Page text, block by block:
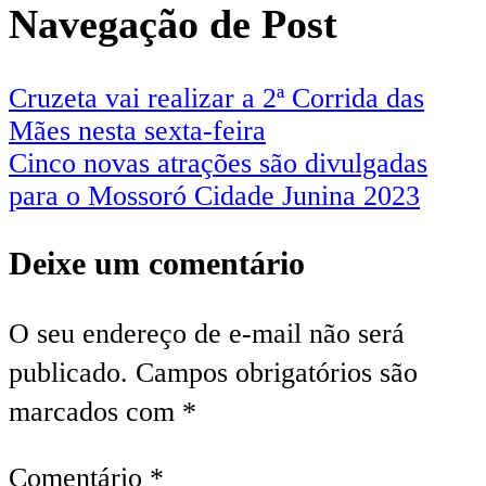
Navegação de Post
Cruzeta vai realizar a 2ª Corrida das
Mães nesta sexta-feira
Cinco novas atrações são divulgadas
para o Mossoró Cidade Junina 2023
Deixe um comentário
O seu endereço de e-mail não será
publicado. Campos obrigatórios são
marcados com *
Comentário *